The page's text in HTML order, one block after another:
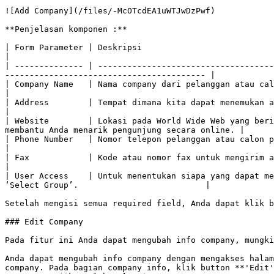
![Add Company](/files/-McOTcdEA1uWTJwDzPwf)
**Penjelasan komponen :**
| Form Parameter | Deskripsi
| -------------- |
----------------------------------------- |
| Company Name   | Nama company dari pelanggan atau
| Address        | Tempat dimana kita dapat menemukan
| Website        | Lokasi pada World Wide Web yang
membantu Anda menarik pengunjung secara online. |
| Phone Number   | Nomor telepon pelanggan atau
| Fax            | Kode atau nomor fax untuk mengirim
| User Access    | Untuk menentukan siapa yang dapat
‘Select Group’.                          |
Setelah mengisi semua required field, Anda dapat klik
### Edit Company
Pada fitur ini Anda dapat mengubah info company,
Anda dapat mengubah info company dengan
company. Pada bagian company info, klik button